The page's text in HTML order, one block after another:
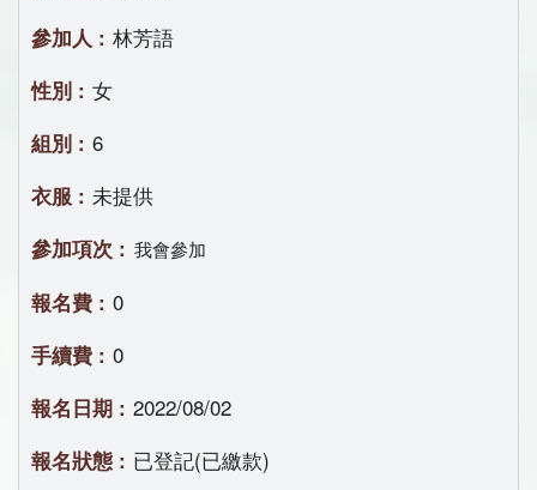
林芳語
女
6
未提供
我會參加
0
0
2022/08/02
已登記(已繳款)